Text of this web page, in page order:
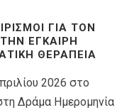
ΓΙΑ ΤΟΝ
ΈΓΚΑΙΡΗ
ΘΕΡΑΠΕΊΑ
2026 στο
Δράμα Ημερομηνία